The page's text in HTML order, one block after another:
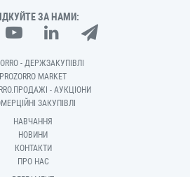
ЗА НАМИ:
- ДЕРЖЗАКУПІВЛІ
PROZORRO MARKET
- АУКЦІОНИ
ЗАКУПІВЛІ
НАВЧАННЯ
НОВИНИ
КОНТАКТИ
ПРО НАС